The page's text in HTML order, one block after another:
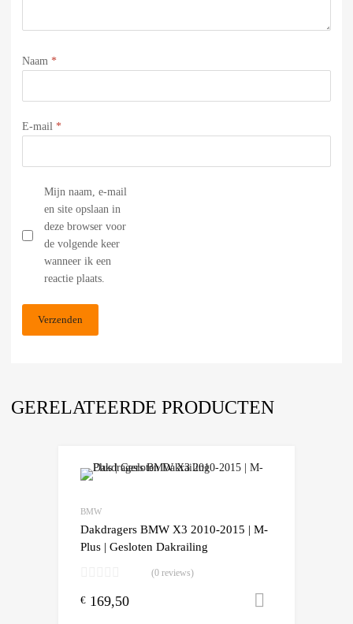
Naam *
E-mail *
Mijn naam, e-mail
en site opslaan in
deze browser voor
de volgende keer
wanneer ik een
reactie plaats.
GERELATEERDE PRODUCTEN
BMW
Dakdragers BMW X3 2010-2015 | M-
Plus | Gesloten Dakrailing
(0 reviews)
€ 169,50